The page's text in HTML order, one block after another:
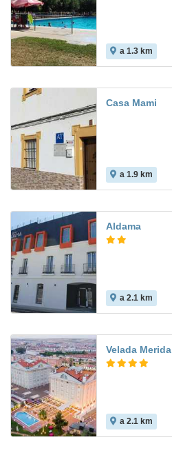
a 1.3 km
Casa Mami
a 1.9 km
Aldama
a 2.1 km
Velada Merida
a 2.1 km